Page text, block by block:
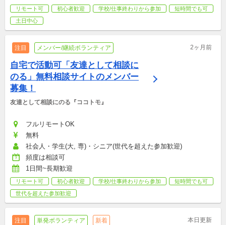
リモート可 初心者歓迎 学校/仕事終わりから参加
短時間でも可
土日中心
注目 メンバー/継続ボランティア 2ヶ月前
自宅で活動可「友達として相談に
のる」無料相談サイトのメンバー
募集！
友達として相談にのる『ココトモ』
フルリモートOK
無料
社会人・学生(大, 専)・シニア(世代を超えた参加歓迎)
頻度は相談可
1日間~長期歓迎
リモート可 初心者歓迎 学校/仕事終わりから参加
短時間でも可
世代を超えた参加歓迎
注目 単発ボランティア 新着 本日更新